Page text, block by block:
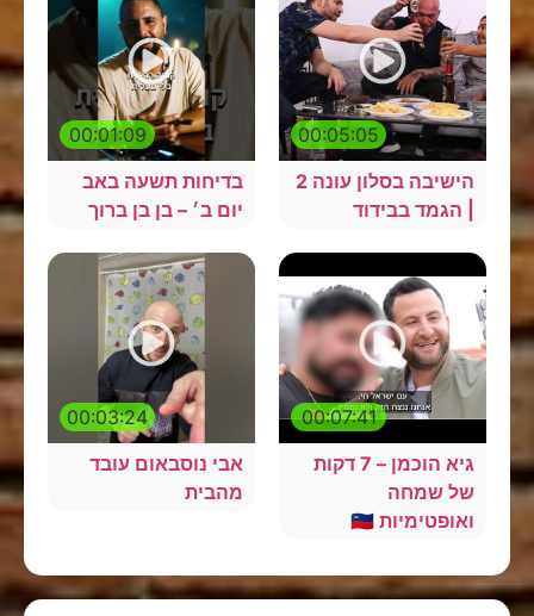
00:05:05
הישיבה בסלון עונה 2
| הגמד בבידוד
00:01:09
בדיחות תשעה באב
יום ב׳ – בן בן ברוך
00:07:41
גיא הוכמן – 7 דקות
של שמחה
ואופטימיות 🇮🇱
00:03:24
אבי נוסבאום עובד
מהבית